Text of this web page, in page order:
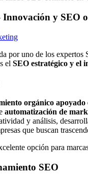
Innovación y SEO
por uno de los
el SEO estratégico y el
orgánico
automatización de
y análisis,
que buscan
opción para
SEO